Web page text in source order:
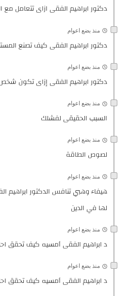
دكتور ابراهيم الفقى ازاى تتعامل مع
منذ بضع اعوام
دكتور ابراهيم الفقى كيف تصنع
منذ بضع اعوام
دكتور ابراهيم الفقى إزاى تكون
منذ بضع اعوام
السبب الحقيقى لفشلك
منذ بضع اعوام
لصوص الطاقة
منذ بضع اعوام
هيفاء وهبي تنافس الدكتور ابراهيم
لها في الدين
منذ بضع اعوام
د ابراهيم الفقى أمسيه كيف تحقق
منذ بضع اعوام
د ابراهيم الفقى أمسيه كيف تحقق